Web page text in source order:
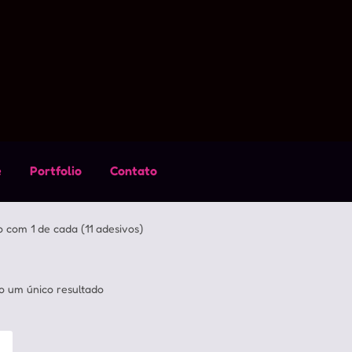
Portfolio Contato
com 1 de cada (11 adesivos)
um único resultado